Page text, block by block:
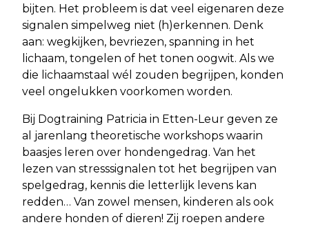
bijten. Het probleem is dat veel eigenaren deze
signalen simpelweg niet (h)erkennen. Denk
aan: wegkijken, bevriezen, spanning in het
lichaam, tongelen of het tonen oogwit. Als we
die lichaamstaal wél zouden begrijpen, konden
veel ongelukken voorkomen worden.
Bij Dogtraining Patricia in Etten-Leur geven ze
al jarenlang theoretische workshops waarin
baasjes leren over hondengedrag. Van het
lezen van stresssignalen tot het begrijpen van
spelgedrag, kennis die letterlijk levens kan
redden… Van zowel mensen, kinderen als ook
andere honden of dieren! Zij roepen andere